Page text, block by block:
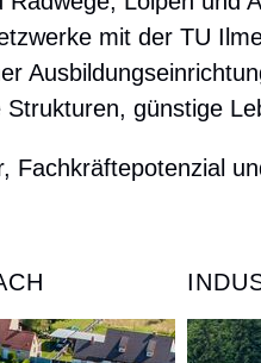
mit der TU
günstige
Fachkräftepotenzial